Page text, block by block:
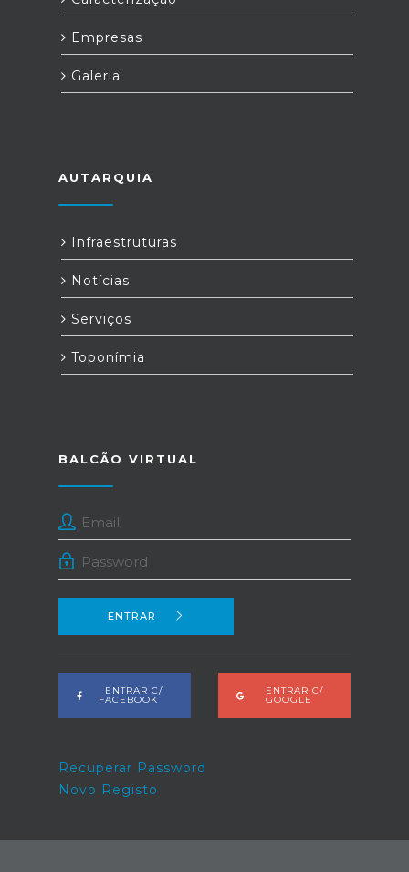
Empresas
Galeria
AUTARQUIA
Infraestruturas
Notícias
Serviços
Toponímia
BALCÃO VIRTUAL
ENTRAR
ENTRAR C/
FACEBOOK
ENTRAR C/
GOOGLE
Recuperar Password
Novo Registo